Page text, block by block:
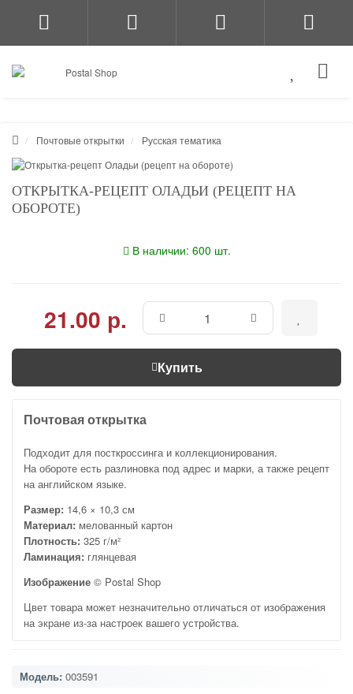
Почтовые открытки Русская тематика
ОТКРЫТКА-РЕЦЕПТ ОЛАДЬИ (РЕЦЕПТ НА
ОБОРОТЕ)
В наличии: 600 шт.
21.00 р.
Купить
Почтовая открытка
Подходит для посткроссинга и коллекционирования.
На обороте есть разлиновка под адрес и марки, а также рецепт
на английском языке.
Размер: 14,6 × 10,3 см
Материал: мелованный картон
Плотность: 325 г/м²
Ламинация: глянцевая
Изображение © Postal Shop
Цвет товара может незначительно отличаться от изображения
на экране из-за настроек вашего устройства.
Модель: 003591